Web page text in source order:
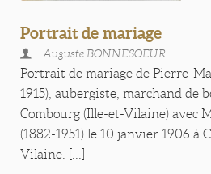
Portrait de mariage
Auguste BONNESOEUR
Portrait de mariage de Pierre-
1915), aubergiste, marchand de
Combourg (Ille-et-Vilaine) avec
(1882-1951) le 10 janvier 1906 à
Vilaine. [...]